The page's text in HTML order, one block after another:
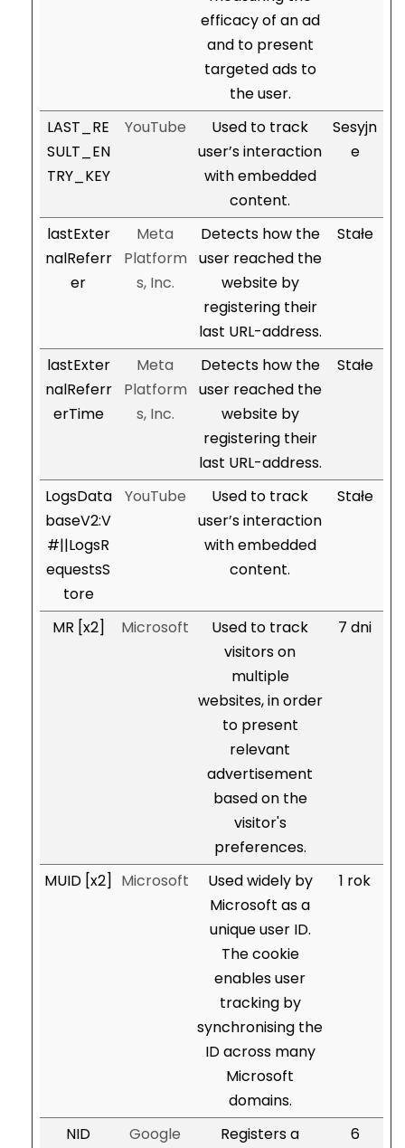
efficacy of an ad
and to present
targeted ads to
the user.
LAST_RE
SULT_EN
TRY_KEY
YouTube
Used to track
user’s interaction
with embedded
content.
Sesyjn
e
lastExter
nalReferr
er
Meta
Platform
s, Inc.
Detects how the
user reached the
website by
registering their
last URL-address.
Stałe
lastExter
nalReferr
erTime
Meta
Platform
s, Inc.
Detects how the
user reached the
website by
registering their
last URL-address.
Stałe
LogsData
baseV2:V
#||LogsR
equestsS
tore
YouTube
Used to track
user’s interaction
with embedded
content.
Stałe
MR [x2] Microsoft
Used to track
visitors on
multiple
websites, in order
to present
relevant
advertisement
based on the
visitor's
preferences.
7 dni
MUID [x2] Microsoft
Used widely by
Microsoft as a
unique user ID.
The cookie
enables user
tracking by
synchronising the
ID across many
Microsoft
domains.
1 rok
NID Google
Registers a
6